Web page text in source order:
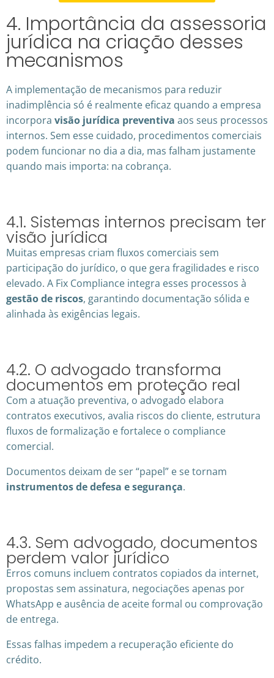
4. Importância da assessoria
jurídica na criação desses
mecanismos
A implementação de mecanismos para reduzir
inadimplência só é realmente eficaz quando a empresa
incorpora visão jurídica preventiva aos seus processos
internos. Sem esse cuidado, procedimentos comerciais
podem funcionar no dia a dia, mas falham justamente
quando mais importa: na cobrança.
4.1. Sistemas internos precisam ter
visão jurídica
Muitas empresas criam fluxos comerciais sem
participação do jurídico, o que gera fragilidades e risco
elevado. A Fix Compliance integra esses processos à
gestão de riscos, garantindo documentação sólida e
alinhada às exigências legais.
4.2. O advogado transforma
documentos em proteção real
Com a atuação preventiva, o advogado elabora
contratos executivos, avalia riscos do cliente, estrutura
fluxos de formalização e fortalece o compliance
comercial.
Documentos deixam de ser “papel” e se tornam
instrumentos de defesa e segurança.
4.3. Sem advogado, documentos
perdem valor jurídico
Erros comuns incluem contratos copiados da internet,
propostas sem assinatura, negociações apenas por
WhatsApp e ausência de aceite formal ou comprovação
de entrega.
Essas falhas impedem a recuperação eficiente do
crédito.